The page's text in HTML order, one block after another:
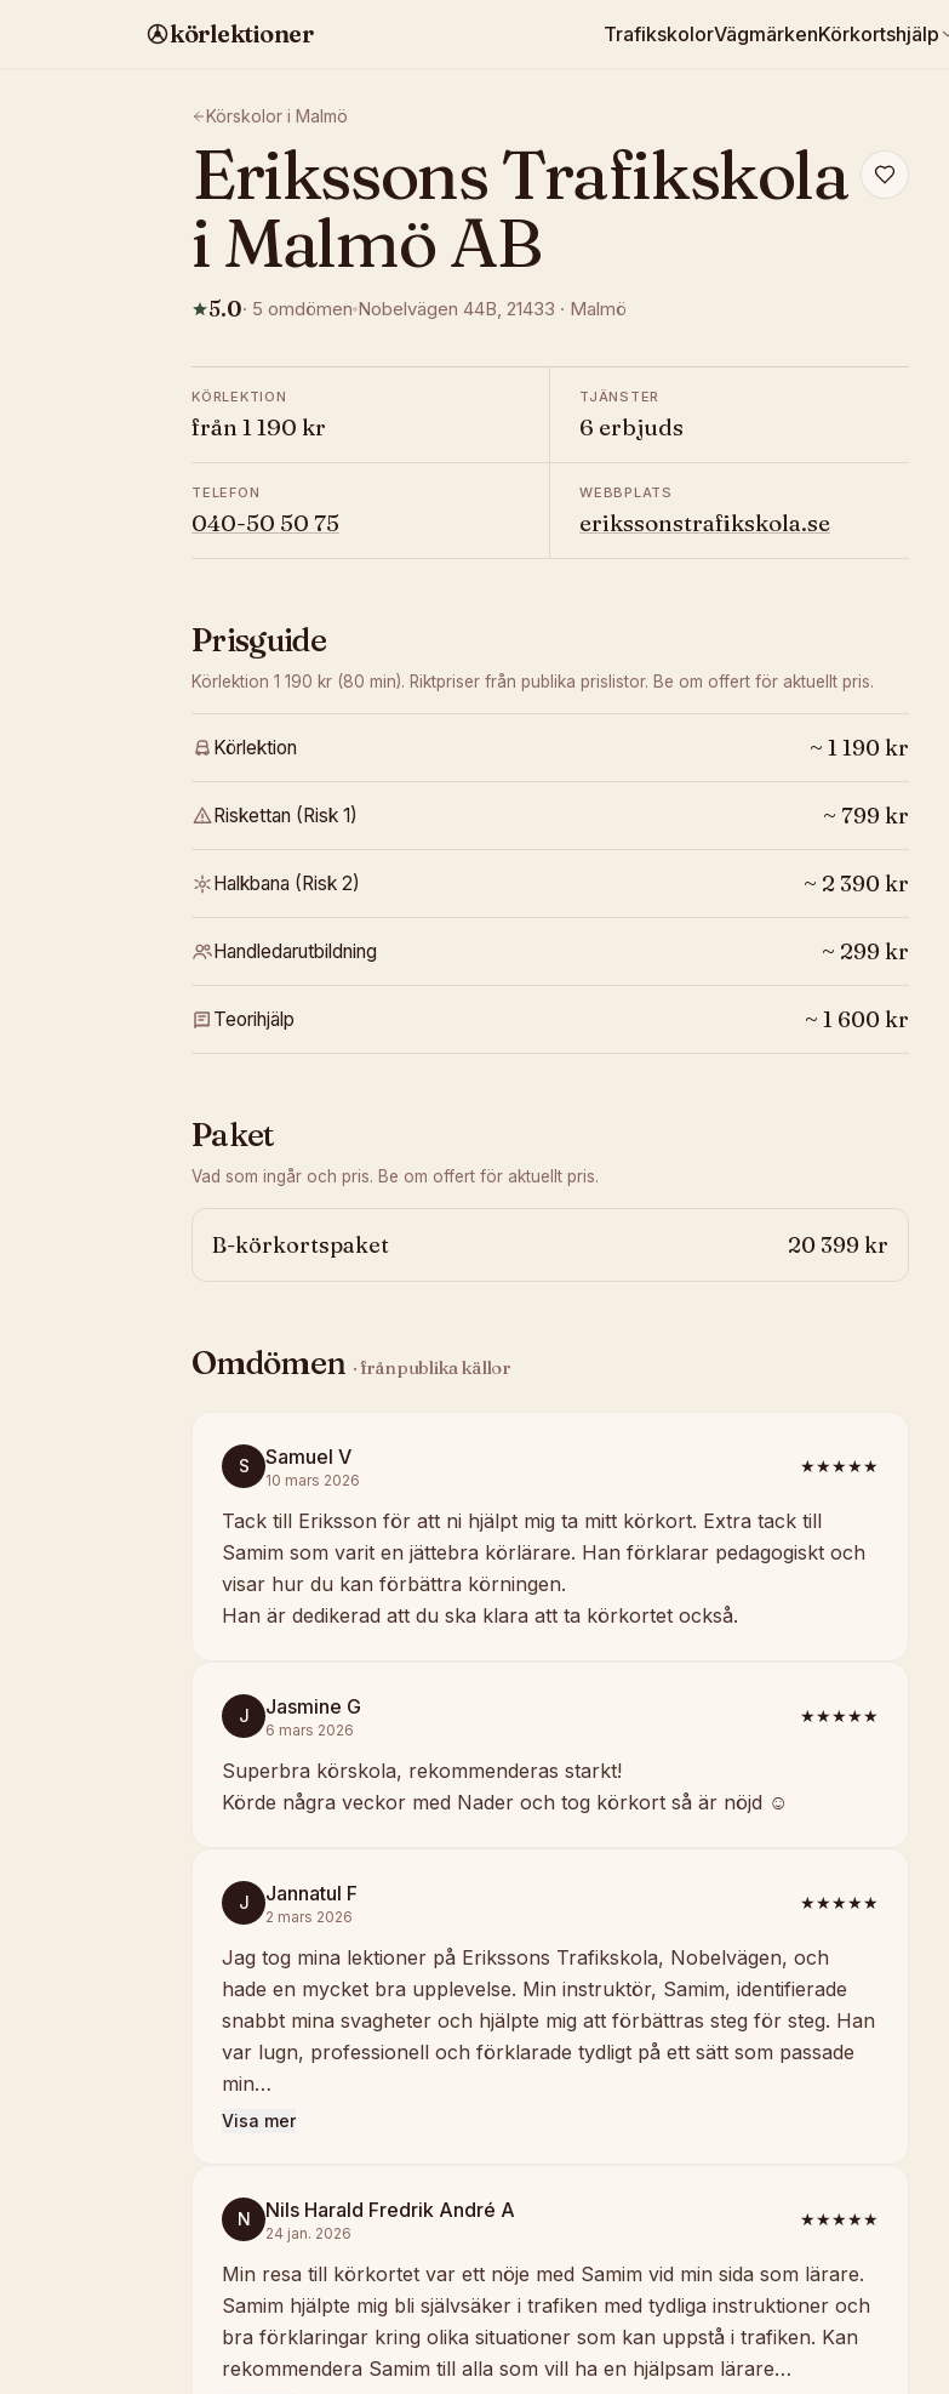
körlektioner TrafikskolorVägmärkenKörkortshjälp
Körskolor i Malmö
Erikssons Trafikskola
i Malmö AB
5.0· 5 omdömen Nobelvägen 44B, 21433 · Malmö
KÖRLEKTION
från 1 190 kr
TJÄNSTER
6 erbjuds
TELEFON
040-50 50 75
WEBBPLATS
erikssonstrafikskola.se
Prisguide
Körlektion 1 190 kr (80 min). Riktpriser från publika prislistor. Be om offert för aktuellt pris.
Körlektion ~ 1 190 kr
Riskettan (Risk 1) ~ 799 kr
Halkbana (Risk 2) ~ 2 390 kr
Handledarutbildning ~ 299 kr
Teorihjälp ~ 1 600 kr
Paket
Vad som ingår och pris. Be om offert för aktuellt pris.
B-körkortspaket 20 399 kr
Omdömen · från publika källor
S Samuel V
10 mars 2026
★★★★★
Tack till Eriksson för att ni hjälpt mig ta mitt körkort. Extra tack till
Samim som varit en jättebra körlärare. Han förklarar pedagogiskt och
visar hur du kan förbättra körningen.
Han är dedikerad att du ska klara att ta körkortet också.
J Jasmine G
6 mars 2026
★★★★★
Superbra körskola, rekommenderas starkt!
Körde några veckor med Nader och tog körkort så är nöjd ☺️
J Jannatul F
2 mars 2026
★★★★★
Jag tog mina lektioner på Erikssons Trafikskola, Nobelvägen, och
hade en mycket bra upplevelse. Min instruktör, Samim, identifierade
snabbt mina svagheter och hjälpte mig att förbättras steg för steg. Han
var lugn, professionell och förklarade tydligt på ett sätt som passade
min…
Visa mer
N Nils Harald Fredrik André A
24 jan. 2026
★★★★★
Min resa till körkortet var ett nöje med Samim vid min sida som lärare.
Samim hjälpte mig bli självsäker i trafiken med tydliga instruktioner och
bra förklaringar kring olika situationer som kan uppstå i trafiken. Kan
rekommendera Samim till alla som vill ha en hjälpsam lärare…